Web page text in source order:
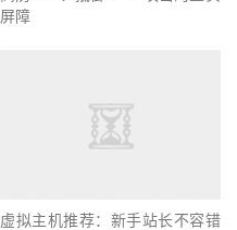
屏障
虚拟主机推荐：新手站长不容错